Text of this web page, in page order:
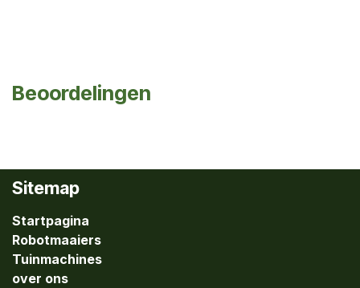
Beoordelingen
Sitemap
Startpagina
Robotmaaiers
Tuinmachines
over ons